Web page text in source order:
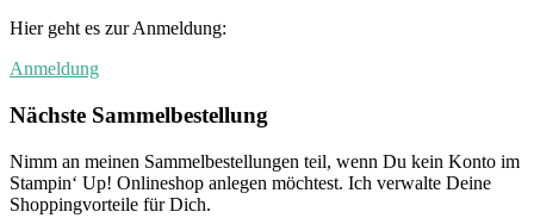
Hier geht es zur Anmeldung:
Anmeldung
Nächste Sammelbestellung
Nimm an meinen Sammelbestellungen teil, wenn Du kein Konto im
Stampin‘ Up! Onlineshop anlegen möchtest. Ich verwalte Deine
Shoppingvorteile für Dich.